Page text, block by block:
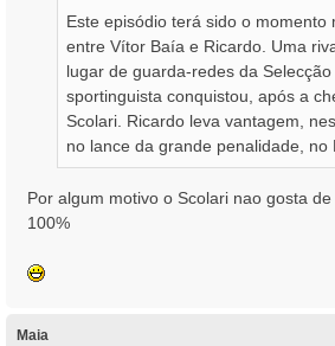
Este episódio terá sido o momento
entre Vítor Baía e Ricardo. Uma
lugar de guarda-redes da
sportinguista conquistou, após a
Scolari. Ricardo leva vantagem,
no lance da grande penalidade, no
Por algum motivo o Scolari nao gosta
100%
Maia